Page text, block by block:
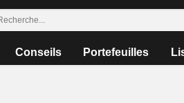
Conseils Portefeuilles